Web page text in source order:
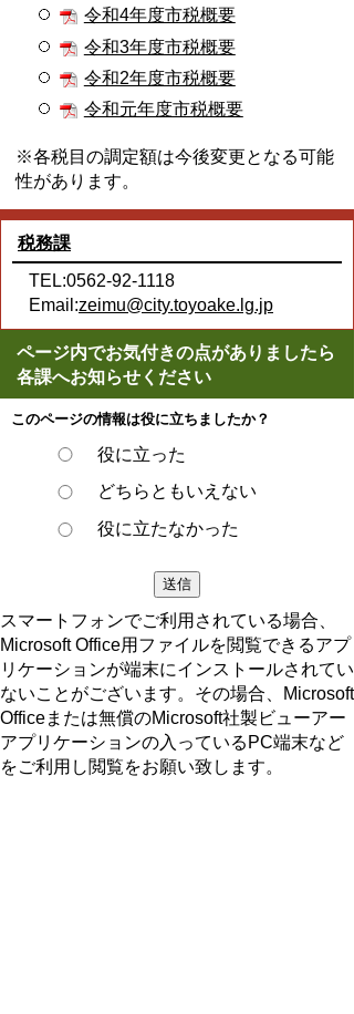
令和4年度市税概要
令和3年度市税概要
令和2年度市税概要
令和元年度市税概要
※各税目の調定額は今後変更となる可能
性があります。
税務課
TEL:0562-92-1118
Email:zeimu@city.toyoake.lg.jp
ページ内でお気付きの点がありましたら
各課へお知らせください
このページの情報は役に立ちましたか？
役に立った
どちらともいえない
役に立たなかった
スマートフォンでご利用されている場合、
Microsoft Office用ファイルを閲覧できるアプ
リケーションが端末にインストールされてい
ないことがございます。その場合、Microsoft
Officeまたは無償のMicrosoft社製ビューアー
アプリケーションの入っているPC端末など
をご利用し閲覧をお願い致します。